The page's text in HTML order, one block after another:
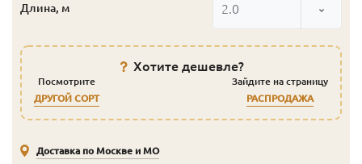
Длина, м 2.0
Хотите дешевле?
Посмотрите
ДРУГОЙ СОРТ
Зайдите на страницу
РАСПРОДАЖА
Доставка по Москве и МО